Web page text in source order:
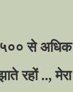
से अधिक
रहों ..,मेरा